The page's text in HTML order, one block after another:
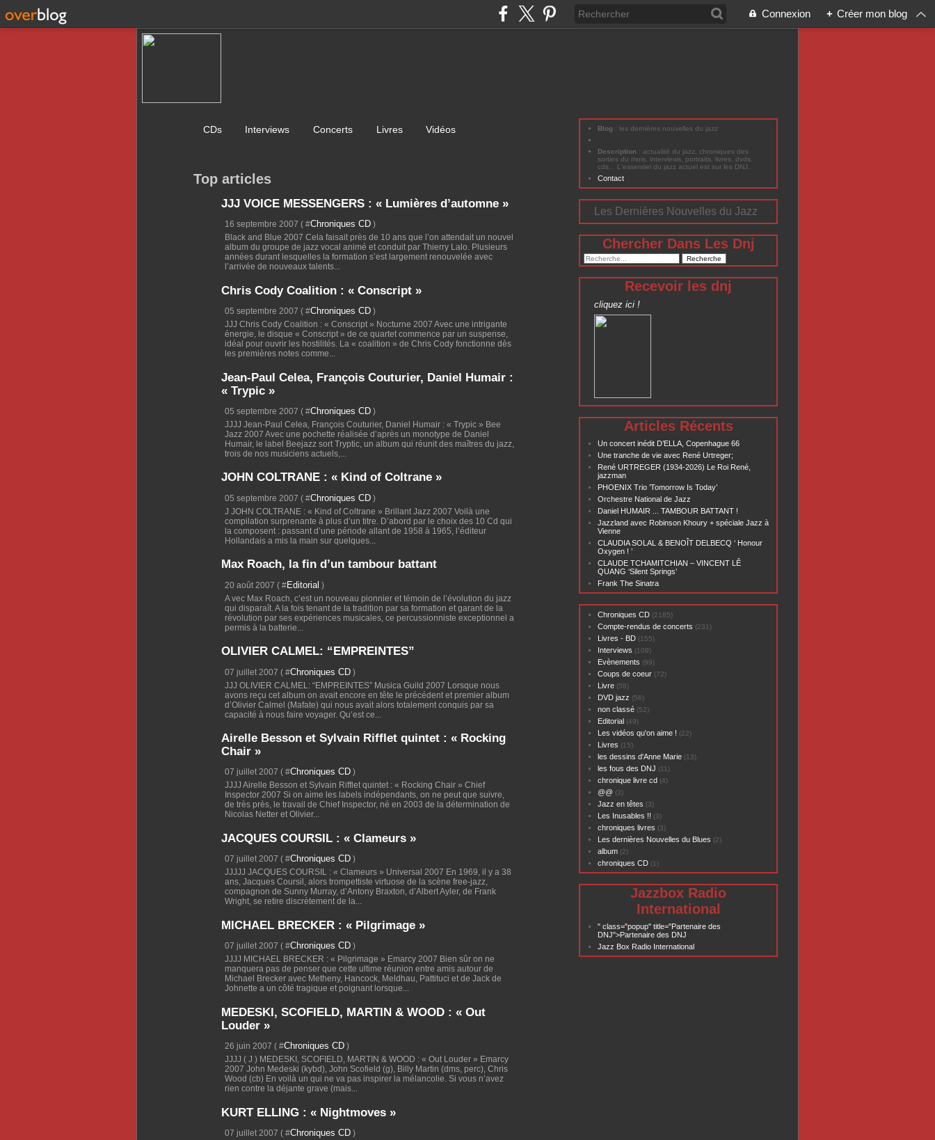
Connexion + Créer mon blog
CDs Interviews Concerts Livres Vidéos
Top articles
JJJ VOICE MESSENGERS : « Lumières d’automne »
16 septembre 2007 ( #Chroniques CD )
Black and Blue 2007 Cela faisait près de 10 ans que l’on attendait un nouvel
album du groupe de jazz vocal animé et conduit par Thierry Lalo. Plusieurs
années durant lesquelles la formation s’est largement renouvelée avec
l’arrivée de nouveaux talents...
Chris Cody Coalition : « Conscript »
05 septembre 2007 ( #Chroniques CD )
JJJ Chris Cody Coalition : « Conscript » Nocturne 2007 Avec une intrigante
énergie, le disque « Conscript » de ce quartet commence par un suspense,
idéal pour ouvrir les hostilités. La « coalition » de Chris Cody fonctionne dès
les premières notes comme...
Jean-Paul Celea, François Couturier, Daniel Humair :
« Trypic »
05 septembre 2007 ( #Chroniques CD )
JJJJ Jean-Paul Celea, François Couturier, Daniel Humair : « Trypic » Bee
Jazz 2007 Avec une pochette réalisée d’après un monotype de Daniel
Humair, le label Beejazz sort Tryptic, un album qui réunit des maîtres du jazz,
trois de nos musiciens actuels,...
JOHN COLTRANE : « Kind of Coltrane »
05 septembre 2007 ( #Chroniques CD )
J JOHN COLTRANE : « Kind of Coltrane » Brillant Jazz 2007 Voilà une
compilation surprenante à plus d’un titre. D’abord par le choix des 10 Cd qui
la composent : passant d’une période allant de 1958 à 1965, l’éditeur
Hollandais a mis la main sur quelques...
Max Roach, la fin d’un tambour battant
20 août 2007 ( #Editorial )
A vec Max Roach, c’est un nouveau pionnier et témoin de l’évolution du jazz
qui disparaît. A la fois tenant de la tradition par sa formation et garant de la
révolution par ses expériences musicales, ce percussionniste exceptionnel a
permis à la batterie...
OLIVIER CALMEL: “EMPREINTES”
07 juillet 2007 ( #Chroniques CD )
JJJ OLIVIER CALMEL: “EMPREINTES” Musica Guild 2007 Lorsque nous
avons reçu cet album on avait encore en tête le précédent et premier album
d’Olivier Calmel (Mafate) qui nous avait alors totalement conquis par sa
capacité à nous faire voyager. Qu’est ce...
Airelle Besson et Sylvain Rifflet quintet : « Rocking
Chair »
07 juillet 2007 ( #Chroniques CD )
JJJJ Airelle Besson et Sylvain Rifflet quintet : « Rocking Chair » Chief
Inspector 2007 Si on aime les labels indépendants, on ne peut que suivre,
de très près, le travail de Chief Inspector, né en 2003 de la détermination de
Nicolas Netter et Olivier...
JACQUES COURSIL : « Clameurs »
07 juillet 2007 ( #Chroniques CD )
JJJJJ JACQUES COURSIL : « Clameurs » Universal 2007 En 1969, il y a 38
ans, Jacques Coursil, alors trompettiste virtuose de la scène free-jazz,
compagnon de Sunny Murray, d’Antony Braxton, d’Albert Ayler, de Frank
Wright, se retire discrètement de la...
MICHAEL BRECKER : « Pilgrimage »
07 juillet 2007 ( #Chroniques CD )
JJJJ MICHAEL BRECKER : « Pilgrimage » Emarcy 2007 Bien sûr on ne
manquera pas de penser que cette ultime réunion entre amis autour de
Michael Brecker avec Metheny, Hancock, Meldhau, Pattituci et de Jack de
Johnette a un côté tragique et poignant lorsque...
MEDESKI, SCOFIELD, MARTIN & WOOD : « Out
Louder »
26 juin 2007 ( #Chroniques CD )
JJJJ ( J ) MEDESKI, SCOFIELD, MARTIN & WOOD : « Out Louder » Emarcy
2007 John Medeski (kybd), John Scofield (g), Billy Martin (dms, perc), Chris
Wood (cb) En voilà un qui ne va pas inspirer la mélancolie. Si vous n’avez
rien contre la déjante grave (mais...
KURT ELLING : « Nightmoves »
07 juillet 2007 ( #Chroniques CD )
Blog : les dernières nouvelles du jazz
Description : actualité du jazz, chroniques des
sorties du mois, interviews, portraits, livres, dvds,
cds... L'essentiel du jazz actuel est sur les DNJ.
Contact
Les Dernières Nouvelles du Jazz
Chercher Dans Les Dnj
Recevoir les dnj
cliquez ici !
Articles Récents
Un concert inédit D’ELLA, Copenhague 66
Une tranche de vie avec René Urtreger;
René URTREGER (1934-2026) Le Roi René,
jazzman
PHOENIX Trio ’Tomorrow Is Today’
Orchestre National de Jazz
Daniel HUMAIR ... TAMBOUR BATTANT !
Jazzland avec Robinson Khoury + spéciale Jazz à
Vienne
CLAUDIA SOLAL & BENOÎT DELBECQ ‘ Honour
Oxygen ! ’
CLAUDE TCHAMITCHIAN – VINCENT LÊ
QUANG ‘Silent Springs’
Frank The Sinatra
Chroniques CD (2185)
Compte-rendus de concerts (231)
Livres - BD (155)
Interviews (109)
Evènements (99)
Coups de coeur (72)
Livre (58)
DVD jazz (56)
non classé (52)
Editorial (49)
Les vidéos qu'on aime ! (22)
Livres (15)
les dessins d'Anne Marie (13)
les fous des DNJ (11)
chronique livre cd (4)
@@ (3)
Jazz en têtes (3)
Les Inusables !! (3)
chroniques livres (3)
Les dernières Nouvelles du Blues (2)
album (2)
chroniques CD (1)
Jazzbox Radio
International
" class="popup" title="Partenaire des
DNJ">Partenaire des DNJ
Jazz Box Radio International